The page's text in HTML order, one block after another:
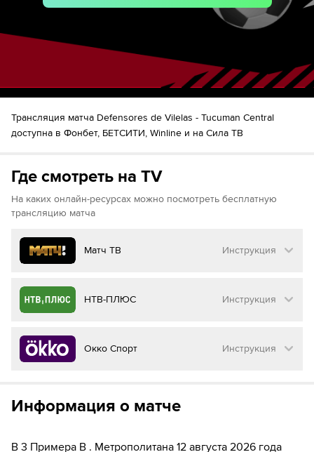
Трансляция матча Defensores de Vilelas - Tucuman Central
доступна в Фонбет, БЕТСИТИ, Winline и на Сила ТВ
Где смотреть на TV
На каких онлайн-ресурсах можно посмотреть бесплатную
трансляцию матча
Матч ТВ Инструкция
Как смотреть бесплатно трансляцию матча
Матч ТВ
Инструкция
Перейдите на сайт МАТЧ ТВ
Далее нажмите на«Создать учетную запись в
НТВ-ПЛЮС Инструкция
Как смотреть бесплатно трансляцию матча
на НТВ ПЛЮС
Перейдите на сайт НТВ ПЛЮС
Окко Спорт Инструкция
на Окко ТВ
Информация о матче
В 3 Примера B . Метрополитана 12 августа 2026 года